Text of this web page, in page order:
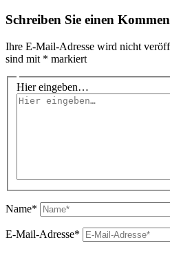
Schreiben Sie einen
Ihre E-Mail-Adresse wird nicht
sind mit * markiert
Hier eingeben…
Name*
E-Mail-Adresse*